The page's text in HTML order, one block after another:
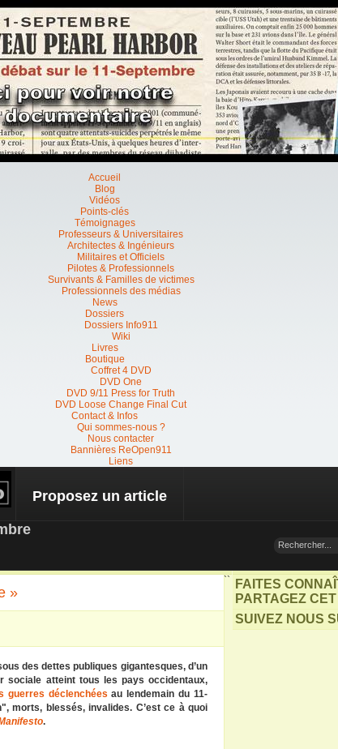
Accueil
Blog
Vidéos
Points-clés
Témoignages
Professeurs & Universitaires
Architectes & Ingénieurs
Militaires et Officiels
Pilotes & Professionnels
Survivants & Familles de victimes
Professionnels des médias
News
Dossiers
Dossiers Info911
Wiki
Livres
Boutique
Coffret 4 DVD
DVD One
DVD 9/11 Press for Truth
DVD Loose Change Final Cut
Contact & Infos
Qui sommes-nous ?
Nous contacter
Bannières ReOpen911
Liens
Proposez un article
»
des dettes publiques gigantesques, d’un
sociale atteint tous les pays occidentaux,
guerres déclenchées au lendemain du 11-
morts, blessés, invalides. C’est ce à quoi
.
``
FAITES
PARTAGEZ
SUIVEZ NOUS